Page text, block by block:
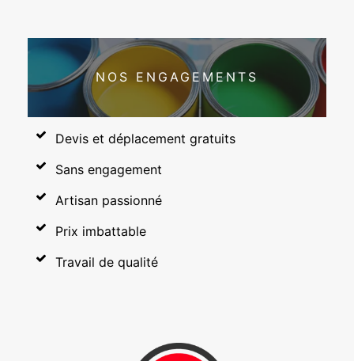
NOS ENGAGEMENTS
Devis et déplacement gratuits
Sans engagement
Artisan passionné
Prix imbattable
Travail de qualité